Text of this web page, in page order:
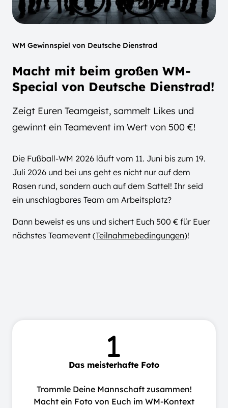
WM Gewinnspiel von Deutsche Dienstrad
Macht mit beim großen WM-
Special von Deutsche Dienstrad!
Zeigt Euren Teamgeist, sammelt Likes und
gewinnt ein Teamevent im Wert von 500 €!
Die Fußball-WM 2026 läuft vom 11. Juni bis zum 19.
Juli 2026 und bei uns geht es nicht nur auf dem
Rasen rund, sondern auch auf dem Sattel! Ihr seid
ein unschlagbares Team am Arbeitsplatz?
Dann beweist es uns und sichert Euch 500 € für Euer
nächstes Teamevent (Teilnahmebedingungen)!
Das meisterhafte Foto
Trommle Deine Mannschaft zusammen!
Macht ein Foto von Euch im WM-Kontext